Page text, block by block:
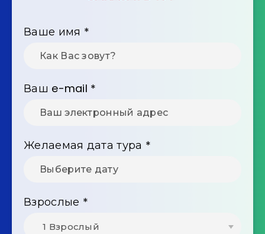
Ваше имя *
Ваш e-mail *
Желаемая дата тура *
Взрослые *